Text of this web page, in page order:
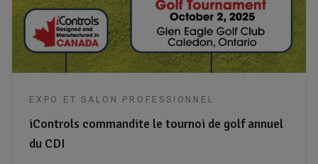
EXPO ET SALON PROFESSIONNEL
iControls commandite le tournoi de golf annuel
du CDI